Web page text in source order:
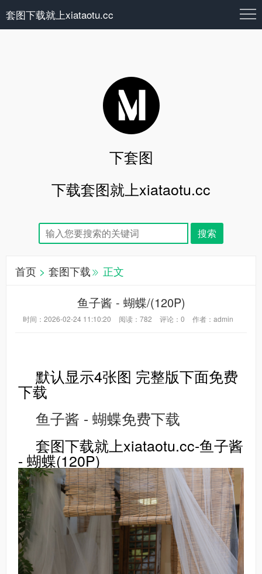
套图下载就上xiataotu.cc
下套图
下载套图就上xiataotu.cc
首页 > 套图下载 正文
鱼子酱 - 蝴蝶/(120P)
时间：2026-02-24 11:10:20 阅读： 782 评论： 0 作者：admin
默认显示4张图 完整版下面免费
下载
鱼子酱 - 蝴蝶免费下载
套图下载就上xiataotu.cc-鱼子酱
- 蝴蝶(120P)